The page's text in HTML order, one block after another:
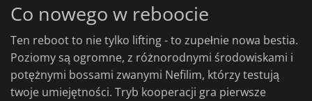
Co nowego w reboocie
Ten reboot to nie tylko lifting - to zupełnie nowa bestia.
Poziomy są ogromne, z różnorodnymi środowiskami i
potężnymi bossami zwanymi Nefilim, którzy testują
twoje umiejętności. Tryb kooperacji gra pierwsze